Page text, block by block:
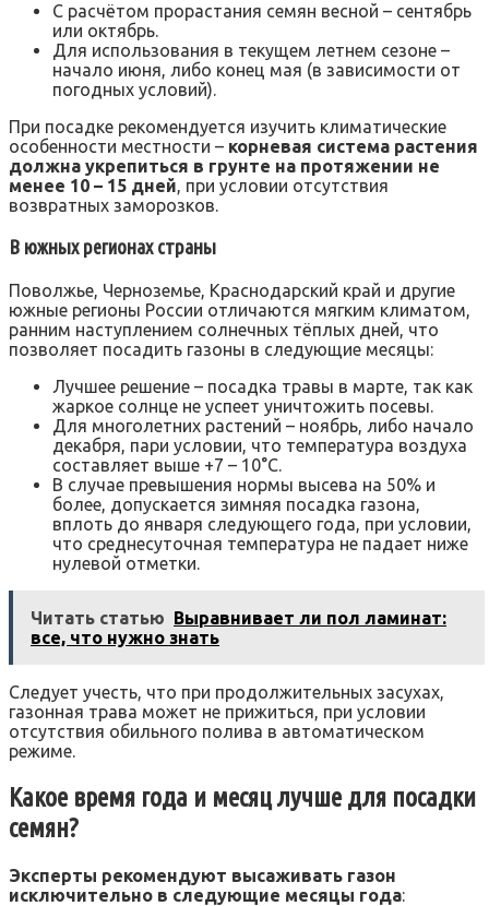
С расчётом прорастания семян весной – сентябрь
или октябрь.
Для использования в текущем летнем сезоне –
начало июня, либо конец мая (в зависимости от
погодных условий).
При посадке рекомендуется изучить климатические
особенности местности – корневая система растения
должна укрепиться в грунте на протяжении не
менее 10 – 15 дней, при условии отсутствия
возвратных заморозков.
В южных регионах страны
Поволжье, Черноземье, Краснодарский край и другие
южные регионы России отличаются мягким климатом,
ранним наступлением солнечных тёплых дней, что
позволяет посадить газоны в следующие месяцы:
Лучшее решение – посадка травы в марте, так как
жаркое солнце не успеет уничтожить посевы.
Для многолетних растений – ноябрь, либо начало
декабря, пари условии, что температура воздуха
составляет выше +7 – 10°C.
В случае превышения нормы высева на 50% и
более, допускается зимняя посадка газона,
вплоть до января следующего года, при условии,
что среднесуточная температура не падает ниже
нулевой отметки.
Читать статью Выравнивает ли пол ламинат:
все, что нужно знать
Следует учесть, что при продолжительных засухах,
газонная трава может не прижиться, при условии
отсутствия обильного полива в автоматическом
режиме.
Какое время года и месяц лучше для посадки
семян?
Эксперты рекомендуют высаживать газон
исключительно в следующие месяцы года: